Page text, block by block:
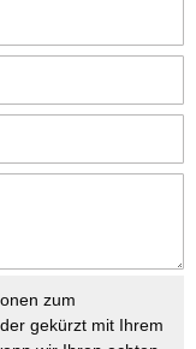
zum
gekürzt mit Ihrem